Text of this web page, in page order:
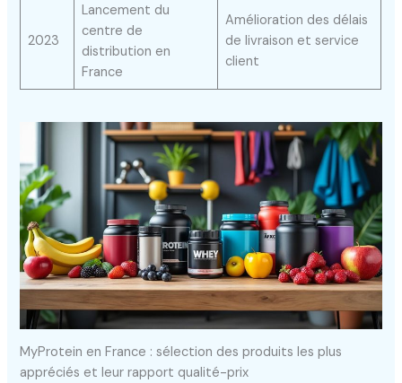
2023
Lancement du
centre de
distribution en
France
Amélioration des délais
de livraison et service
client
MyProtein en France : sélection des produits les plus
appréciés et leur rapport qualité-prix